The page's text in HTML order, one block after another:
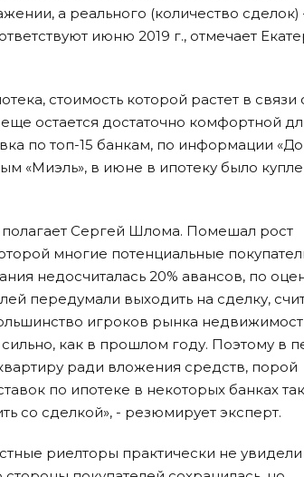
а реального (количество сделок)
июню 2019 г., отмечает
стоимость которой растет в связи
остается достаточно комфортной
по топ-15 банкам, по информации
«Миэль», в июне в ипотеку было
Сергей Шлома. Помешал рост
многие потенциальные
недосчиталась 20% авансов, по
передумали выходить на сделку,
игроков рынка
как в прошлом году. Поэтому в
ради вложения средств, порой
по ипотеке в некоторых банках
со сделкой», - резюмирует эксперт.
риелторы практически не увидели